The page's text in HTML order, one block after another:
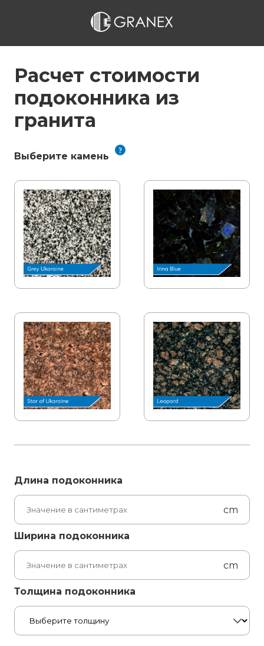
Расчет стоимости
подоконника из
гранита
Выберите камень
Длина подоконника
cm
Ширина подоконника
cm
Толщина подоконника